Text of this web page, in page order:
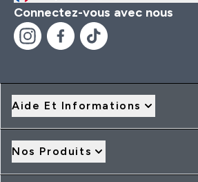
Connectez-vous avec nous
Aide Et Informations
Nos Produits